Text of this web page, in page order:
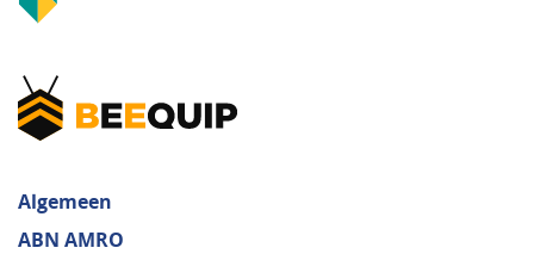
Algemeen
ABN AMRO